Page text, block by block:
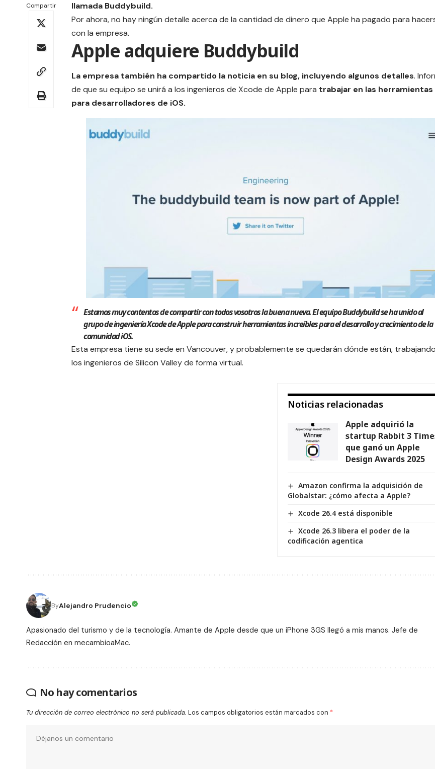
Compartir
llamada Buddybuild.
Por ahora, no hay ningún detalle acerca de la cantidad de dinero que Apple ha pagado para
con la empresa.
Apple adquiere Buddybuild
La empresa también ha compartido la noticia en su blog, incluyendo algunos detalles.
de que su equipo se unirá a los ingenieros de Xcode de Apple para trabajar en las herramientas
para desarrolladores de iOS.
Estamos muy contentos de compartir con todos vosotros la buena nueva. El equipo Buddybuild se ha unido al
grupo de ingeniería Xcode deApplepara construir herramientas increíbles para el desarrollo y crecimiento de la
comunidad iOS.
Esta empresa tiene su sede en Vancouver, y probablemente se quedarán dónde están,
los ingenieros de Silicon Valley de forma virtual.
Noticias relacionadas
Apple adquirió la
startup Rabbit 3
que ganó un Apple
Design Awards 2025
Amazon confirma la adquisición de
Globalstar: ¿cómo afecta a Apple?
Xcode 26.4 está disponible
Xcode 26.3 libera el poder de la
codificación agentica
ByAlejandro Prudencio
Apasionado del turismo y de la tecnología. Amante de Apple desde que un iPhone 3GS llegó a mis manos. Jefe de
Redacción en mecambioaMac.
No hay comentarios
Tu dirección de correo electrónico no será publicada. Los campos obligatorios están marcados con *